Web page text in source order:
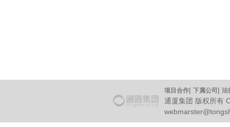
项目合作| 下属公司 | 法
通厦集团 版权所有